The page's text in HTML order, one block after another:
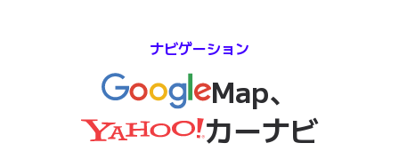
ナビゲーション
Map、
カーナビ